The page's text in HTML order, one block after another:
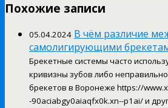
Похожие записи
05.04.2024 В чём различие
самолигирующими
Брекетные системы часто
кривизны зубов либо
брекетов в Воронеже https://
-90aciabgy0aiaqfx0k.xn--p1ai/ и